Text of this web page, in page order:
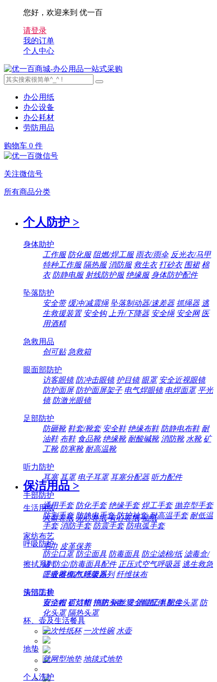
您好，欢迎来到 优一百
请登录
我的订单
个人中心
办公用纸
办公设备
办公耗材
劳防用品
购物车 0 件
关注微信号
所有商品分类
个人防护 >
身体助护
工作服 防化服 阻燃/焊工服 雨衣/雨伞 反光衣/马甲
特种工作服 隔热服 消防服 救生衣 打砂衣 围裙 棉
衣 防静电服 射线防护服 绝缘服 身体防护配件
坠落防护
安全带 缓冲/减震绳 坠落制动器/速差器 抓绳器 逃
生救援装置 安全钩 上升/下降器 安全绳 安全网 医
用酒精
急救用品
创可贴 急救箱
眼面部防护
访客眼镜 防冲击眼镜 护目镜 眼罩 安全近视眼镜
防护面屏 防护面屏架子 电气焊眼镜 电焊面罩 平光
镜 防激光眼镜
足部防护
防砸靴 鞋套/靴套 安全鞋 绝缘布鞋 防静电布鞋 耐
油鞋 布鞋 食品靴 绝缘靴 耐酸碱靴 消防靴 水靴 矿
工靴 防寒靴 耐高温靴
听力防护
耳塞 耳罩 电子耳罩 耳塞分配器 听力配件
手部防护
通用手套 防化手套 绝缘手套 焊工手套 抛弃型手套
防割手套 防静电手套 防护袖套 耐高温手套 耐低温
手套 消防手套 防震手套 防电弧手套
呼吸防护
防尘口罩 防尘面具 防毒面具 防尘滤棉/纸 滤毒盒/
罐 防尘/防毒面具配件 正压式空气呼吸器 逃生救急
呼吸器 氧气呼吸器
头部防护
安全帽 矿灯帽 消防头盔 安全帽配件 防尘头罩 防
化头罩 隔热头罩
保洁用品 >
生活用纸
大盘卷纸 无心卷纸 有心卷纸 抽纸
家纺布艺
毛巾 皮革保养
擦拭系列
工业擦机布 纸架系列 纤维抹布
清洁工具
百洁布 百洁垫 拖把 钢丝球 清洁工具配件
杯、壶及生活餐具
一次性纸杯 一次性碗 水壶
地垫
丝网型地垫 地毯式地垫
个人洗护